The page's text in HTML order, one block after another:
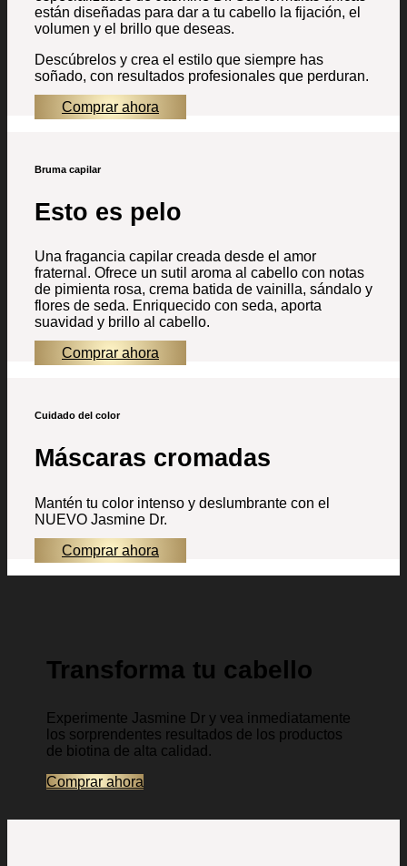
están diseñadas para dar a tu cabello la fijación, el
volumen y el brillo que deseas.
Descúbrelos y crea el estilo que siempre has
soñado, con resultados profesionales que perduran.
Comprar ahora
Bruma capilar
Esto es pelo
Una fragancia capilar creada desde el amor
fraternal. Ofrece un sutil aroma al cabello con notas
de pimienta rosa, crema batida de vainilla, sándalo y
flores de seda. Enriquecido con seda, aporta
suavidad y brillo al cabello.
Comprar ahora
Cuidado del color
Máscaras cromadas
Mantén tu color intenso y deslumbrante con el
NUEVO Jasmine Dr.
Comprar ahora
Transforma tu cabello
Experimente Jasmine Dr y vea inmediatamente
los sorprendentes resultados de los productos
de biotina de alta calidad.
Comprar ahora